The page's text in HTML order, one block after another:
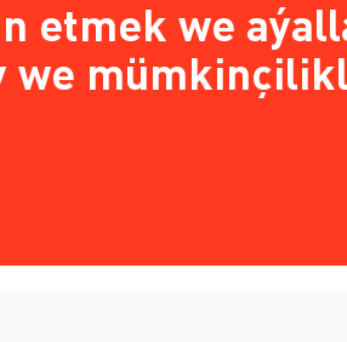
etmek we
we